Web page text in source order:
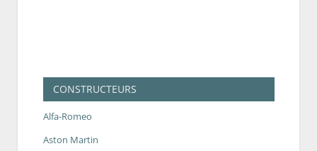
CONSTRUCTEURS
Alfa-Romeo
Aston Martin